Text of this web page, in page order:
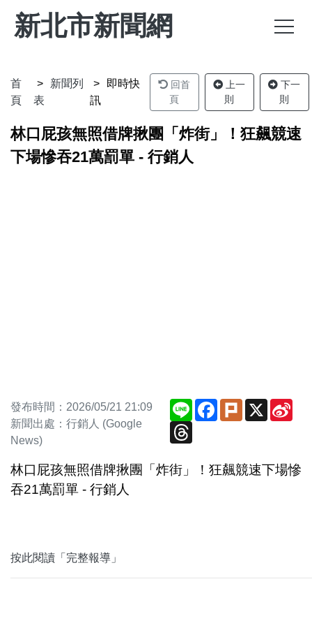
新北市新聞網
首
頁
新聞列
表
即時快
訊
回首
頁
上一
則
下一
則
林口屁孩無照借牌揪團「炸街」！狂飆競速
下場慘吞21萬罰單 - 行銷人
發布時間：2026/05/21 21:09
新聞出處：行銷人 (Google
News)
Line Facebook
Plurk X
林口屁孩無照借牌揪團「炸街」！狂飆競速下場慘
吞21萬罰單 - 行銷人
按此閱讀「完整報導」